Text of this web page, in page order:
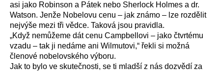
asi jako Robinson a Pátek nebo Sherlock Holmes a dr.
Watson. Jenže Nobelovu cenu – jak známo – lze rozdělit
nejvýše mezi tři vědce. Taková jsou pravidla.
„Když nemůžeme dát cenu Campbellovi – jako čtvrtému
vzadu – tak ji nedáme ani Wilmutovi,“ řekli si možná
členové nobelovského výboru.
Jak to bylo ve skutečnosti, se ti mladší z nás dozvědí za